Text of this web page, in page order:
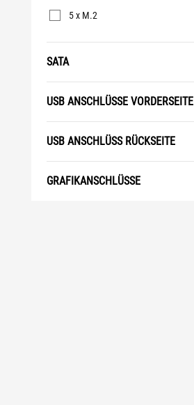
5 x M.2
SATA
USB ANSCHLÜSSE VORDERSEITE
USB ANSCHLÜSS RÜCKSEITE
GRAFIKANSCHLÜSSE